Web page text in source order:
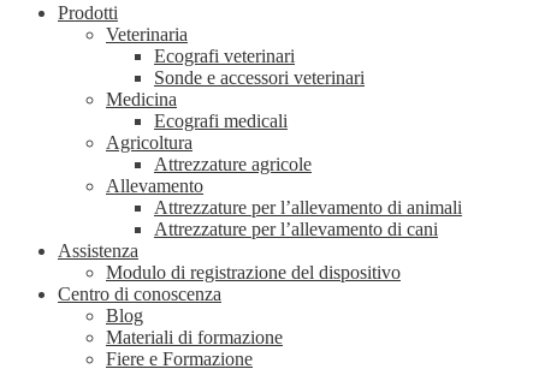
Prodotti
Veterinaria
Ecografi veterinari
Sonde e accessori veterinari
Medicina
Ecografi medicali
Agricoltura
Attrezzature agricole
Allevamento
Attrezzature per l’allevamento di animali
Attrezzature per l’allevamento di cani
Assistenza
Modulo di registrazione del dispositivo
Centro di conoscenza
Blog
Materiali di formazione
Fiere e Formazione